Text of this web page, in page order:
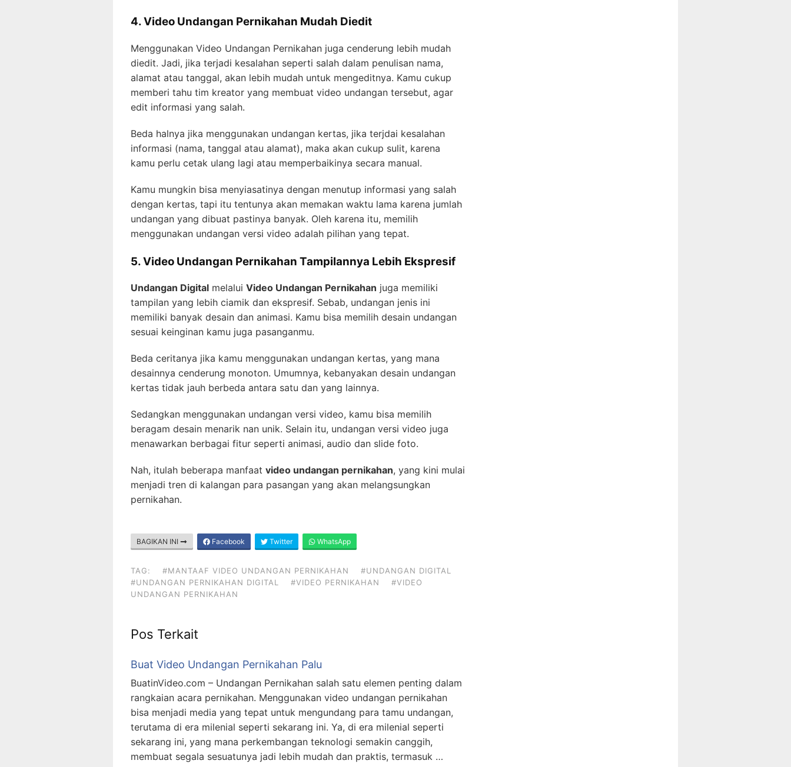
4. Video Undangan Pernikahan Mudah Diedit
Menggunakan Video Undangan Pernikahan juga cenderung lebih mudah
diedit. Jadi, jika terjadi kesalahan seperti salah dalam penulisan nama,
alamat atau tanggal, akan lebih mudah untuk mengeditnya. Kamu cukup
memberi tahu tim kreator yang membuat video undangan tersebut, agar
edit informasi yang salah.
Beda halnya jika menggunakan undangan kertas, jika terjdai kesalahan
informasi (nama, tanggal atau alamat), maka akan cukup sulit, karena
kamu perlu cetak ulang lagi atau memperbaikinya secara manual.
Kamu mungkin bisa menyiasatinya dengan menutup informasi yang salah
dengan kertas, tapi itu tentunya akan memakan waktu lama karena jumlah
undangan yang dibuat pastinya banyak. Oleh karena itu, memilih
menggunakan undangan versi video adalah pilihan yang tepat.
5. Video Undangan Pernikahan Tampilannya Lebih Ekspresif
Undangan Digital melalui Video Undangan Pernikahan juga memiliki
tampilan yang lebih ciamik dan ekspresif. Sebab, undangan jenis ini
memiliki banyak desain dan animasi. Kamu bisa memilih desain undangan
sesuai keinginan kamu juga pasanganmu.
Beda ceritanya jika kamu menggunakan undangan kertas, yang mana
desainnya cenderung monoton. Umumnya, kebanyakan desain undangan
kertas tidak jauh berbeda antara satu dan yang lainnya.
Sedangkan menggunakan undangan versi video, kamu bisa memilih
beragam desain menarik nan unik. Selain itu, undangan versi video juga
menawarkan berbagai fitur seperti animasi, audio dan slide foto.
Nah, itulah beberapa manfaat video undangan pernikahan, yang kini mulai
menjadi tren di kalangan para pasangan yang akan melangsungkan
pernikahan.
BAGIKAN INI Facebook Twitter WhatsApp
TAG: #MANTAAF VIDEO UNDANGAN PERNIKAHAN
#UNDANGAN DIGITAL
#UNDANGAN PERNIKAHAN DIGITAL
#VIDEO PERNIKAHAN
#VIDEO
UNDANGAN PERNIKAHAN
Pos Terkait
Buat Video Undangan Pernikahan Palu
BuatinVideo.com – Undangan Pernikahan salah satu elemen penting dalam
rangkaian acara pernikahan. Menggunakan video undangan pernikahan
bisa menjadi media yang tepat untuk mengundang para tamu undangan,
terutama di era milenial seperti sekarang ini. Ya, di era milenial seperti
sekarang ini, yang mana perkembangan teknologi semakin canggih,
membuat segala sesuatunya jadi lebih mudah dan praktis, termasuk …